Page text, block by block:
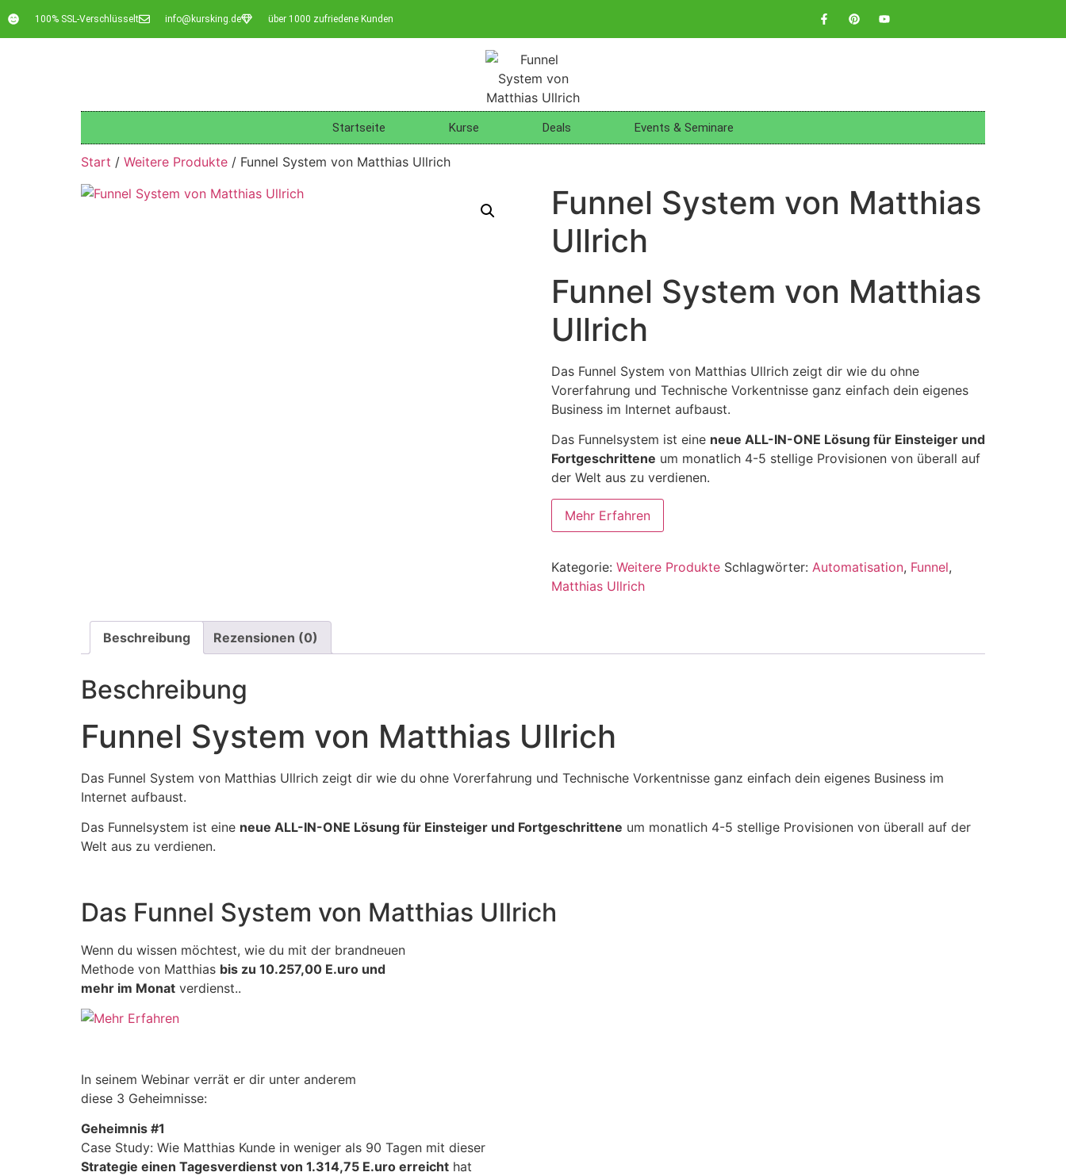
100% SSL-Verschlüsselt info@kursking.de über 1000 zufriedene Kunden
Startseite Kurse Deals Events & Seminare
Start / Weitere Produkte / Funnel System von Matthias Ullrich
Funnel System von Matthias
Ullrich
Funnel System von Matthias
Ullrich
Das Funnel System von Matthias Ullrich zeigt dir wie du ohne
Vorerfahrung und Technische Vorkentnisse ganz einfach dein eigenes
Business im Internet aufbaust.
Das Funnelsystem ist eine neue ALL-IN-ONE Lösung für Einsteiger und
Fortgeschrittene um monatlich 4-5 stellige Provisionen von überall auf
der Welt aus zu verdienen.
Mehr Erfahren
Kategorie: Weitere Produkte Schlagwörter: Automatisation, Funnel,
Matthias Ullrich
Beschreibung Rezensionen (0)
Beschreibung
Funnel System von Matthias Ullrich
Das Funnel System von Matthias Ullrich zeigt dir wie du ohne Vorerfahrung und Technische Vorkentnisse ganz einfach dein eigenes Business im
Internet aufbaust.
Das Funnelsystem ist eine neue ALL-IN-ONE Lösung für Einsteiger und Fortgeschrittene um monatlich 4-5 stellige Provisionen von überall auf der
Welt aus zu verdienen.
Das Funnel System von Matthias Ullrich
Wenn du wissen möchtest, wie du mit der brandneuen
Methode von Matthias bis zu 10.257,00 E.uro und
mehr im Monat verdienst..
In seinem Webinar verrät er dir unter anderem
diese 3 Geheimnisse:
Geheimnis #1
Case Study: Wie Matthias Kunde in weniger als 90 Tagen mit dieser
Strategie einen Tagesverdienst von 1.314,75 E.uro erreicht hat